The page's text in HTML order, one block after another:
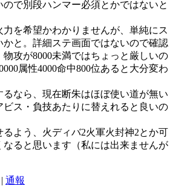
ので別段ハンマー必須とかではないと
を希望かわかりませんが、単純にス
かと。詳細ステ画面ではないので確認
攻が8000未満ではちょっと厳しいの
属性4000命中800位あると大分変わ
るなら、現在断朱はほぼ使い道が無い
ス・負技あたりに替えれると良いの
よう、火ディバ2火軍火封神2とか可
ると思います（私には出来ませんが
通報